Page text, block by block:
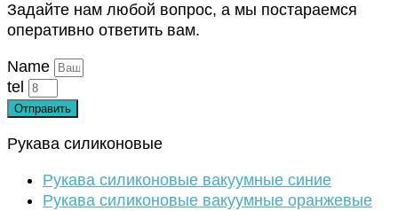
Задайте нам любой вопрос, а мы постараемся
оперативно ответить вам.
Name
tel
Отправить
Рукава силиконовые
Рукава силиконовые вакуумные синие
Рукава силиконовые вакуумные оранжевые